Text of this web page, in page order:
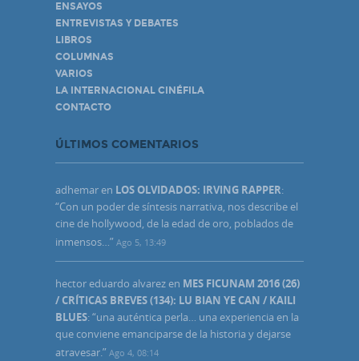
ENSAYOS
ENTREVISTAS Y DEBATES
LIBROS
COLUMNAS
VARIOS
LA INTERNACIONAL CINÉFILA
CONTACTO
ÚLTIMOS COMENTARIOS
adhemar en LOS OLVIDADOS: IRVING RAPPER:
“Con un poder de síntesis narrativa, nos describe el
cine de hollywood, de la edad de oro, poblados de
inmensos…” Ago 5, 13:49
hector eduardo alvarez en MES FICUNAM 2016 (26)
/ CRÍTICAS BREVES (134): LU BIAN YE CAN / KAILI
BLUES: “una auténtica perla… una experiencia en la
que conviene emanciparse de la historia y dejarse
atravesar.” Ago 4, 08:14